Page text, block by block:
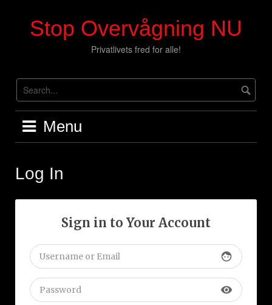
Stop Overvågning NU
Privatlivets fred for alle!
Menu
Log In
Sign in to Your Account
face
visibility